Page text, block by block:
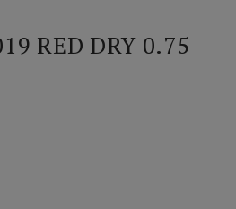
RED DRY 0.75